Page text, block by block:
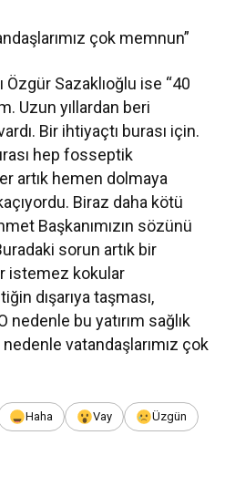
çok memnun”
Özgür Sazaklıoğlu ise “40
Uzun yıllardan beri
Bir ihtiyaçtı burası için.
hep fosseptik
artık hemen dolmaya
Biraz daha kötü
Başkanımızın sözünü
sorun artık bir
istemez kokular
dışarıya taşması,
bu yatırım sağlık
vatandaşlarımız çok
Haha Vay Üzgün